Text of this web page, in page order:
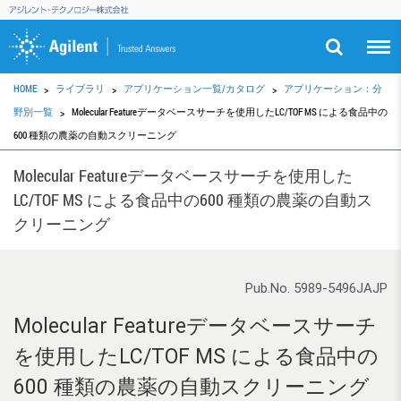
HOME ライブラリ アプリケーション一覧/カタログ
アプリケーション：分
野別一覧
Molecular Featureデータベースサーチを使用したLC/TOF MS による食品中の
600 種類の農薬の自動スクリーニング
Molecular Featureデータベースサーチを使用した
LC/TOF MS による食品中の600 種類の農薬の自動ス
クリーニング
Pub.No. 5989-5496JAJP
Molecular Featureデータベースサーチ
を使用したLC/TOF MS による食品中の
600 種類の農薬の自動スクリーニング